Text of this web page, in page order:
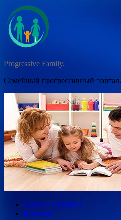
Перейти
содержимому
Progressive Family.
Семейный прогрессивный портал.
Главная страница
Новости